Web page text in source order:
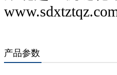
产品参数